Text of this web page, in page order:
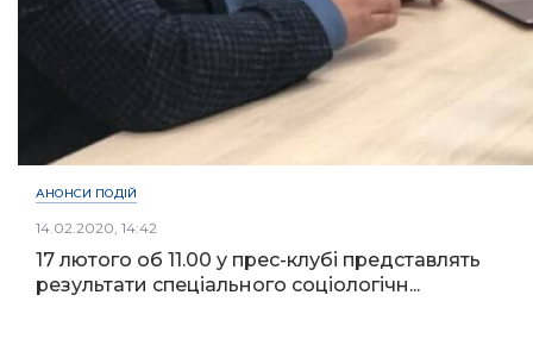
АНОНСИ ПОДІЙ
14.02.2020, 14:42
17 лютого об 11.00 у прес-клубі представлять
результати спеціального соціологічн...